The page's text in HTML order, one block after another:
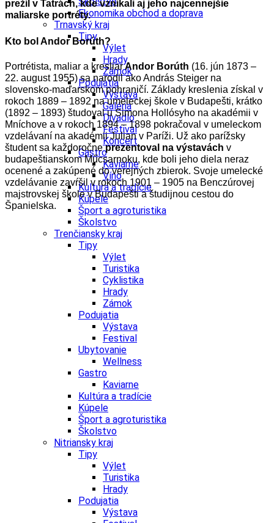
Ekonomika obchod a doprava
Trnavský kraj
Tipy
Výlet
Hrady
Zámok
Podujatia
Výstava
Galéria
Divadlo
Festival
Koncert
Gastro
Kaviarne
Víno
Kultúra a tradície
Kúpele
Šport a agroturistika
Školstvo
Trenčiansky kraj
Tipy
Výlet
Turistika
Cyklistika
Hrady
Zámok
Podujatia
Výstava
Festival
Ubytovanie
Wellness
Gastro
Kaviarne
Kultúra a tradície
Kúpele
Šport a agroturistika
Školstvo
Nitriansky kraj
Tipy
Výlet
Turistika
Hrady
Podujatia
Výstava
prežil v Tatrách, kde vznikali aj jeho najcennejšie
maliarske portréty.
Kto bol Andor Borúth?
Portrétista, maliar a kresliarAndor Borúth (16. jún 1873 –
22. august 1955) sa narodil ako András Steiger na
slovensko-maďarskom pohraničí. Základy kreslenia získal v
rokoch 1889 – 1892 na umeleckej škole v Budapešti, krátko
(1892 – 1893) študoval u Simona Hollósyho na akadémii v
Mníchove a v rokoch 1894 – 1898 pokračoval v umeleckom
vzdelávaní na akadémii Julian v Paríži. Už ako parížsky
študent sa každoročneprezentoval na výstavách v
budapeštianskom Műcsarnoku, kde boli jeho diela neraz
ocenené a zakúpené do verejných zbierok. Svoje umelecké
vzdelávanie zavŕšil v rokoch 1901 – 1905 na Benczúrovej
majstrovskej škole v Budapešti a študijnou cestou do
Španielska.